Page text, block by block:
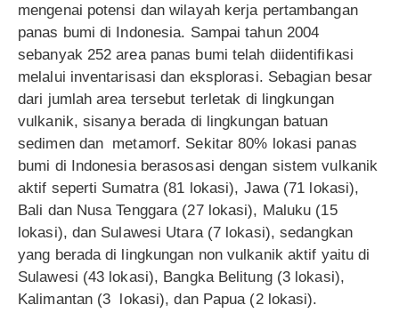
mengenai potensi dan wilayah kerja pertambangan
panas bumi di Indonesia. Sampai tahun 2004
sebanyak 252 area panas bumi telah diidentifikasi
melalui inventarisasi dan eksplorasi. Sebagian besar
dari jumlah area tersebut terletak di lingkungan
vulkanik, sisanya berada di lingkungan batuan
sedimen dan metamorf. Sekitar 80% lokasi panas
bumi di Indonesia berasosasi dengan sistem vulkanik
aktif seperti Sumatra (81 lokasi), Jawa (71 lokasi),
Bali dan Nusa Tenggara (27 lokasi), Maluku (15
lokasi), dan Sulawesi Utara (7 lokasi), sedangkan
yang berada di lingkungan non vulkanik aktif yaitu di
Sulawesi (43 lokasi), Bangka Belitung (3 lokasi),
Kalimantan (3 lokasi), dan Papua (2 lokasi).